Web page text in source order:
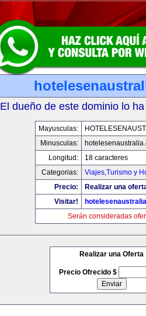
El dueño de este dominio lo
Mayusculas:
Minusculas:
Longitud:
18 caracteres
Categorias:
Viajes,Turismo y
Precio:
Realizar una
Visitar!
Serán consideradas
Realizar una Oferta
Precio Ofrecido $